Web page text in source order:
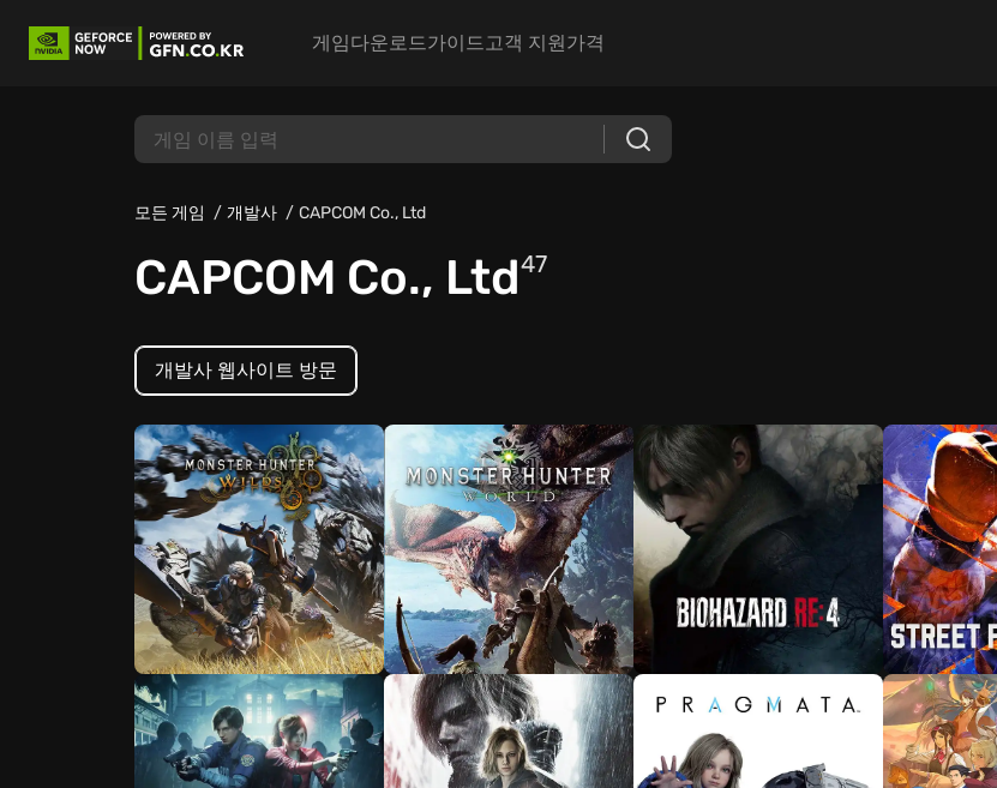
게임다운로드가이드고객 지원가격
모든 게임 개발사 CAPCOM Co., Ltd
CAPCOM Co., Ltd47
개발사 웹사이트 방문